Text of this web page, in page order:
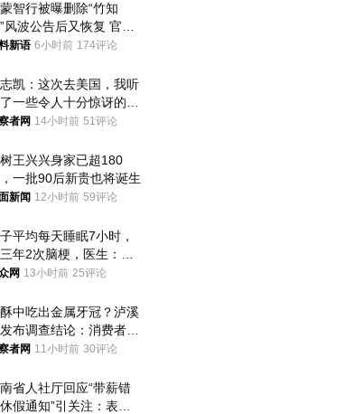
智行被曝删除“竹知
风波公告后又恢复 官媒
挺：劝华为要大度的，
新语 6小时前 174评论
凯：这次去美国，我听
一些令人十分惊讶的消
者网 14小时前 51评论
王兴兴身家已超180
一批90后新贵也将诞生
新闻 12小时前 59评论
平均每天睡眠7小时，
年2次脑梗，医生：这
觉更伤身
网 13小时前 25评论
中吃出金属牙冠？泸溪
布调查结论：消费者已
，所发视频情况不属实
者网 11小时前 30评论
省人社厅回应“带薪错
假通知”引关注：表述